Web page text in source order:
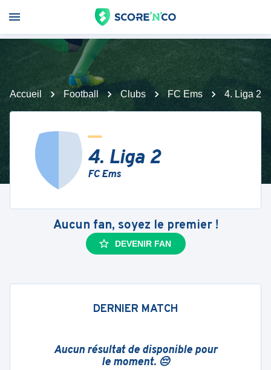
Accueil Football Clubs FC Ems 4. Liga 2
4. Liga 2
FC Ems
Aucun fan, soyez le premier !
DEVENIR FAN
DERNIER MATCH
Aucun résultat de disponible pour
le moment. 😔